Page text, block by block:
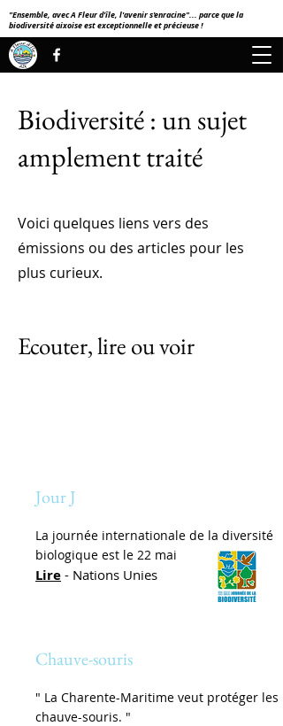
"Ensemble, avec A Fleur d'île, l'avenir s'enracine"... parce que la
biodiversité aixoise est exceptionnelle et précieuse !
Biodiversité : un sujet
amplement traité
Voici quelques liens vers des
émissions ou des articles pour les
plus curieux.
Ecouter, lire ou voir
Jour J
La journée internationale de la diversité
biologique est le 22 mai
Lire - Nations Unies
Chauve-souris
" La Charente-Maritime veut protéger les
chauve-souris. "